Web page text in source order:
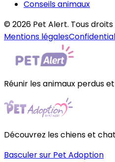
Conseils animaux
© 2026 Pet Alert. Tous
Mentions légales
Réunir les animaux perdus
Découvrez les chiens et
Basculer sur Pet Adoption